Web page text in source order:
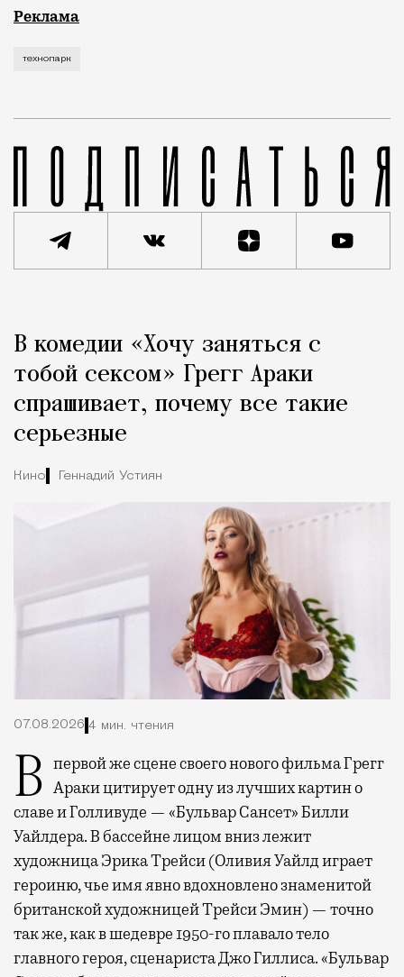
Рекламные кампании техники редко выходят за
Реклама
технопарк
Город
В комедии «Хочу заняться с
тобой сексом» Грегг Араки
спрашивает, почему все такие
серьезные
Кино Геннадий Устиян
07.08.2026 4 мин. чтения
В первой же сцене своего нового фильма Грегг Араки цитирует одну из лучших картин о
славе и Голливуде — «Бульвар Сансет» Билли
Уайлдера. В бассейне лицом вниз лежит
художница Эрика Трейси (Оливия Уайлд играет
героиню, чье имя явно вдохновлено знаменитой
британской художницей Трейси Эмин) — точно
так же, как в шедевре 1950-го плавало тело
главного героя, сценариста Джо Гиллиса. «Бульвар